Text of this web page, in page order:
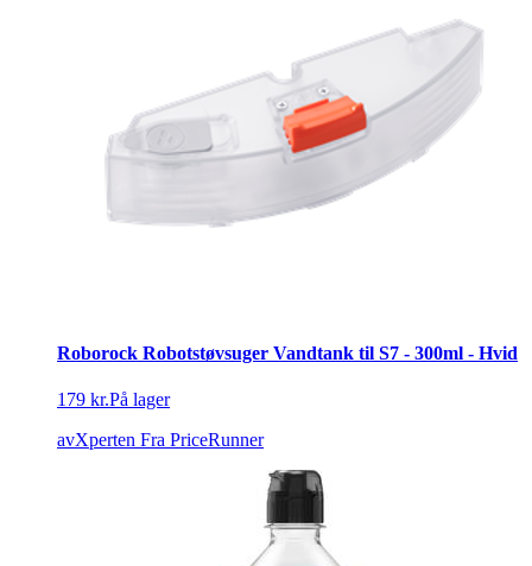
Roborock Robotstøvsuger Vandtank til S7 - 300ml - Hvid
179 kr.På lager
avXperten Fra PriceRunner